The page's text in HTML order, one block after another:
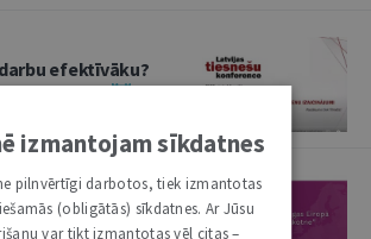
efektīvāku?
konference
pasaules kara
Baltija: nolaupītā
izmantojam sīkdatnes
pilnvērtīgi darbotos, tiek izmantotas
(obligātās) sīkdatnes. Ar Jūsu
var tikt izmantotas vēl citas –